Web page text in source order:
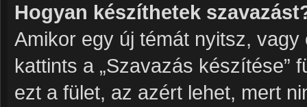
Hogyan készíthetek
Amikor egy új témát nyitsz,
kattints a „Szavazás készítése”
ezt a fület, az azért lehet, mert